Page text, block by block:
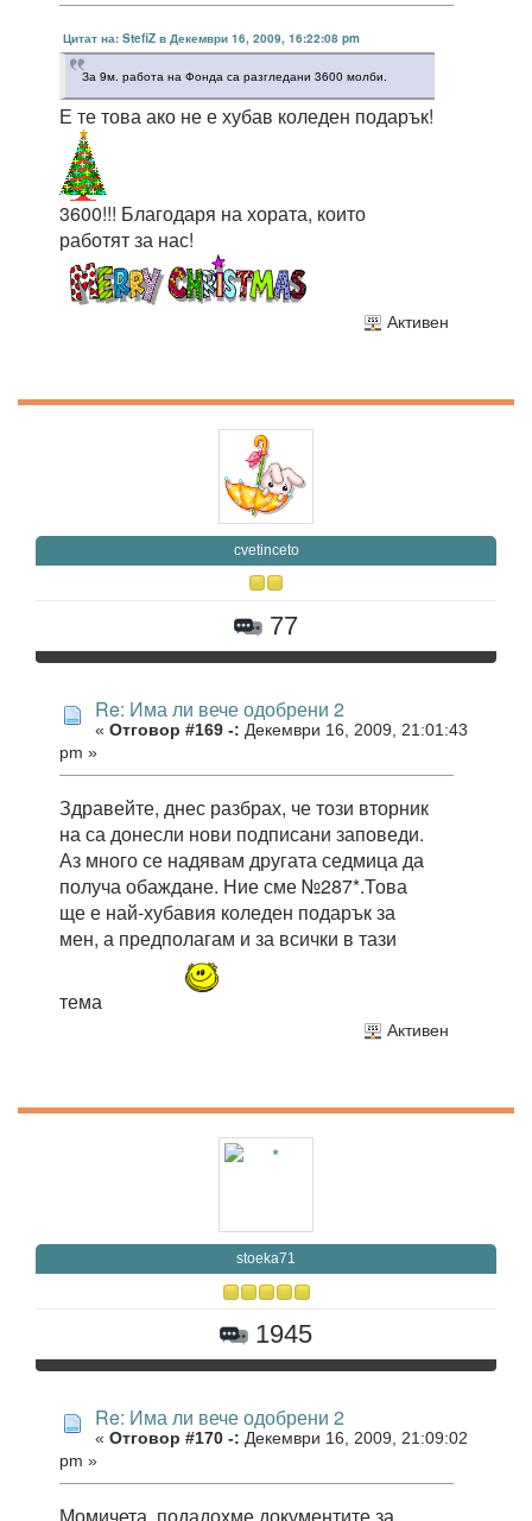
Цитат на: StefiZ в Декември 16, 2009, 16:22:08 pm
За 9м. работа на Фонда са разгледани 3600 молби.
Е те това ако не е хубав коледен подарък!
3600!!! Благодаря на хората, които
работят за нас!
Активен
cvetinceto
77
Re: Има ли вече одобрени 2
« Отговор #169 -: Декември 16, 2009, 21:01:43
pm »
Здравейте, днес разбрах, че този вторник
на са донесли нови подписани заповеди.
Аз много се надявам другата седмица да
получа обаждане. Ние сме №287*.Това
ще е най-хубавия коледен подарък за
мен, а предполагам и за всички в тази
тема
Активен
stoeka71
1945
Re: Има ли вече одобрени 2
« Отговор #170 -: Декември 16, 2009, 21:09:02
pm »